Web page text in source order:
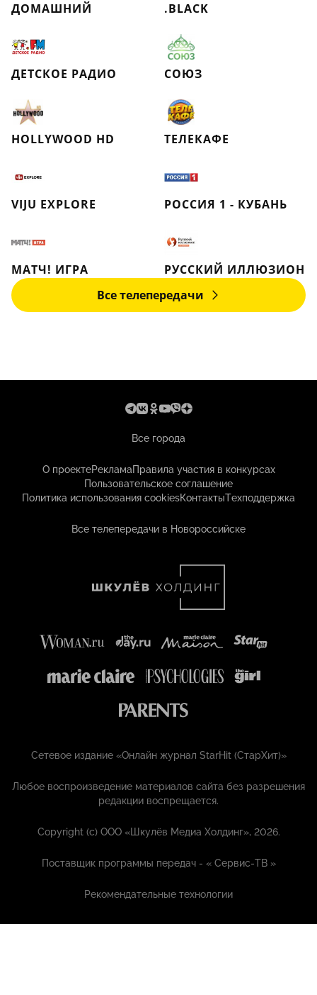
ДОМАШНИЙ .BLACK
ДЕТСКОЕ РАДИО СОЮЗ
HOLLYWOOD HD ТЕЛЕКАФЕ
VIJU EXPLORE РОССИЯ 1 - КУБАНЬ
МАТЧ! ИГРА
РУССКИЙ ИЛЛЮЗИОН
Все телепередачи
Все города
О проектеРекламаПравила участия в конкурсах
Пользовательское соглашение
Политика использования cookiesКонтактыТехподдержка
Все телепередачи в Новороссийске
Сетевое издание «Онлайн журнал StarHit (СтарХит)»
Любое воспроизведение материалов сайта без разрешения
редакции воспрещается.
Copyright (с) ООО «Шкулёв Медиа Холдинг», 2026.
Поставщик программы передач - «Сервис-ТВ »
Рекомендательные технологии